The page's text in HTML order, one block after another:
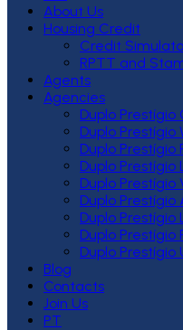
About Us
Housing Credit
Credit
RPTT and
Agents
Agencies
Duplo Prestígio
Duplo Prestígio
Duplo Prestígio
Duplo Prestígio
Duplo Prestígio
Duplo Prestígio
Duplo Prestígio
Duplo Prestígio
Duplo Prestígio
Blog
Contacts
Join Us
PT